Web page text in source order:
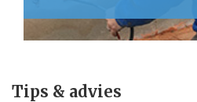
Tips & advies